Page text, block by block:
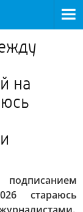
на
стараюсь